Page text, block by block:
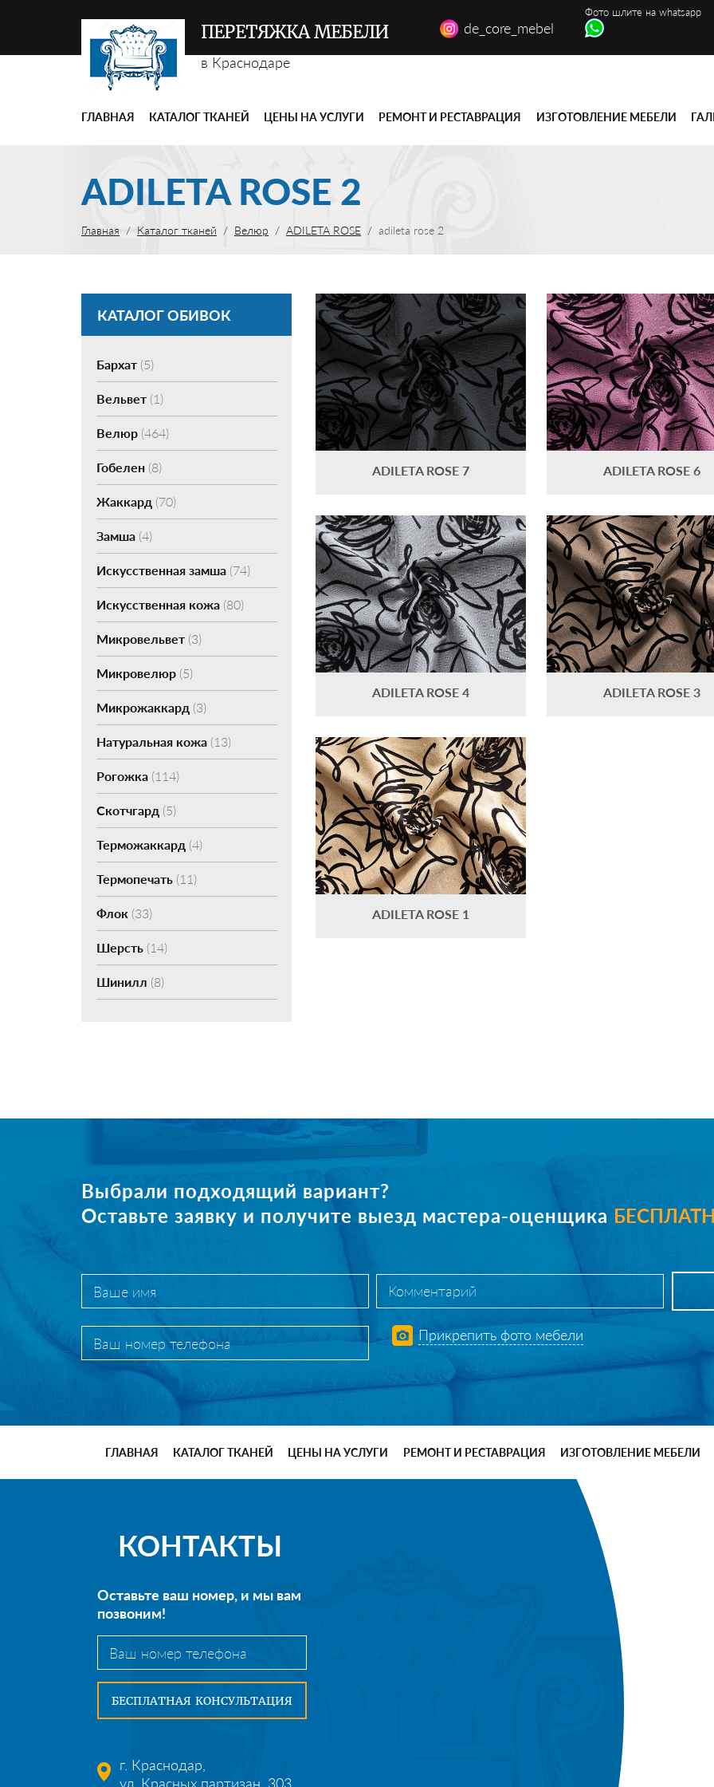
ПЕРЕТЯЖКА МЕБЕЛИ
в Краснодаре
de_core_mebel
Фото шлите на whatsapp
ГЛАВНАЯ КАТАЛОГ ТКАНЕЙ ЦЕНЫ НА УСЛУГИ РЕМОНТ И РЕСТАВРАЦИЯ ИЗГОТОВЛЕНИЕ МЕБЕЛИ
ADILETA ROSE 2
Главная Каталог тканей Велюр ADILETA ROSE adileta rose 2
КАТАЛОГ ОБИВОК
Бархат(5)
Вельвет(1)
Велюр(464)
Гобелен(8)
Жаккард (70)
Замша(4)
Искусственная замша(74)
Искусственная кожа(80)
Микровельвет(3)
Микровелюр(5)
Микрожаккард (3)
Натуральная кожа(13)
Рогожка(114)
Скотчгард (5)
Терможаккард (4)
Термопечать(11)
Флок (33)
Шерсть(14)
Шинилл (8)
ADILETA ROSE 7 ADILETA ROSE 6
ADILETA ROSE 4 ADILETA ROSE 3
ADILETA ROSE 1
Выбрали подходящий вариант?
Оставьте заявку и получите выезд мастера-оценщика
Прикрепить фото мебели
ГЛАВНАЯ КАТАЛОГ ТКАНЕЙ ЦЕНЫ НА УСЛУГИ РЕМОНТ И РЕСТАВРАЦИЯ ИЗГОТОВЛЕНИЕ МЕБЕЛИ
КОНТАКТЫ
Оставьте ваш номер, и мы вам
позвоним!
г. Краснодар,
ул. Красных партизан, 303